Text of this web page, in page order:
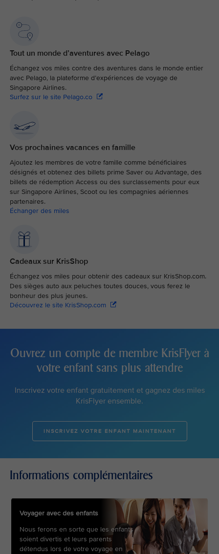
Tout un monde d’aventures avec Pelago
Échangez vos miles contre des aventures dans le monde entier
avec Pelago, la plateforme d’expériences de voyage de
Singapore Airlines.
Surfez sur le site Pelago.co
Vos prochaines vacances en famille
Ajoutez les membres de votre famille comme bénéficiaires
désignés et obtenez des billets prime Saver ou Advantage, des
billets de rédemption Access ou des surclassements pour eux
sur Singapore Airlines, Scoot ou les compagnies aériennes
partenaires.
Échanger des miles
Cadeaux sur KrisShop
Échangez vos miles pour obtenir des cadeaux sur KrisShop.com.
Des sièges auto aux peluches toutes douces, vous ferez le
bonheur des plus jeunes.
Découvrez le site KrisShop.com
Ouvrez un compte de membre KrisFlyer à
votre enfant sans plus attendre
Inscrivez votre enfant gratuitement et gagnez des miles
KrisFlyer ensemble.
INSCRIVEZ VOTRE ENFANT MAINTENANT
Informations complémentaires
Voyager avec des enfants
Nous ferons en sorte que les enfants
soient divertis et leurs parents
détendus lors de votre voyage en